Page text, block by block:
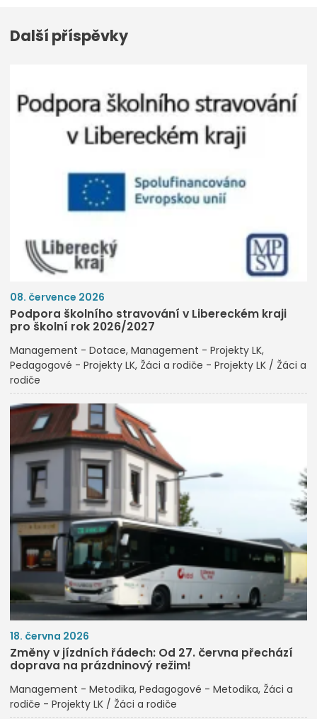
Další příspěvky
08. července 2026
Podpora školního stravování v Libereckém kraji
pro školní rok 2026/2027
Management - Dotace Management - Projekty LK
Pedagogové - Projekty LK Žáci a rodiče - Projekty LK / Žáci a
rodiče
18. června 2026
Změny v jízdních řádech: Od 27. června přechází
doprava na prázdninový režim!
Management - Metodika Pedagogové - Metodika Žáci a
rodiče - Projekty LK / Žáci a rodiče